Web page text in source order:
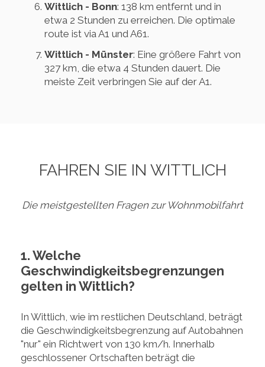
Wittlich - Bonn: 138 km entfernt und in
etwa 2 Stunden zu erreichen. Die optimale
route ist via A1 und A61.
Wittlich - Münster: Eine größere Fahrt von
327 km, die etwa 4 Stunden dauert. Die
meiste Zeit verbringen Sie auf der A1.
FAHREN SIE IN WITTLICH
Die meistgestellten Fragen zur Wohnmobilfahrt
1. Welche
Geschwindigkeitsbegrenzungen
gelten in Wittlich?
In Wittlich, wie im restlichen Deutschland, beträgt
die Geschwindigkeitsbegrenzung auf Autobahnen
"nur" ein Richtwert von 130 km/h. Innerhalb
geschlossener Ortschaften beträgt die